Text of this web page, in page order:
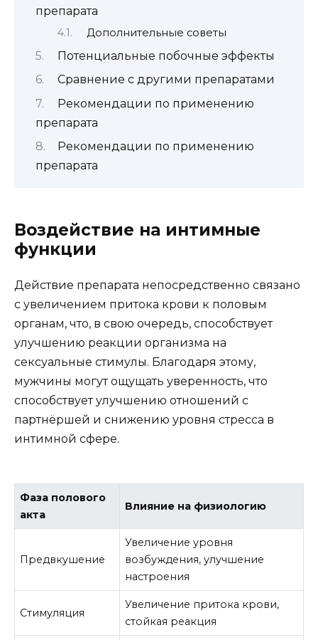
препарата
Дополнительные советы
Потенциальные побочные эффекты
Сравнение с другими препаратами
Рекомендации по применению
препарата
Рекомендации по применению
препарата
Воздействие на интимные
функции
Действие препарата непосредственно связано
с увеличением притока крови к половым
органам, что, в свою очередь, способствует
улучшению реакции организма на
сексуальные стимулы. Благодаря этому,
мужчины могут ощущать уверенность, что
способствует улучшению отношений с
партнёршей и снижению уровня стресса в
интимной сфере.
Фаза полового
акта
Влияние на физиологию
Предвкушение
Увеличение уровня
возбуждения, улучшение
настроения
Стимуляция
Увеличение притока крови,
стойкая реакция